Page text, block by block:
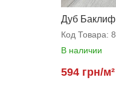
Дуб Баклиф
Код Товара:
В наличии
594 грн/м²